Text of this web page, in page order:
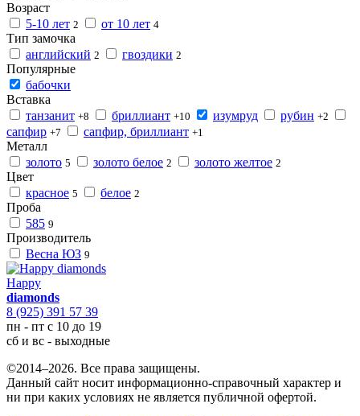
Возраст
5-10 лет 2 от 10 лет 4
Тип замочка
английский 2 гвоздики 2
Популярные
бабочки
Вставка
танзанит +8 бриллиант +10 изумруд рубин +2
сапфир +7 сапфир, бриллиант +1
Металл
золото 5 золото белое 2 золото желтое 2
Цвет
красное 5 белое 2
Проба
585 9
Производитель
Весна ЮЗ 9
Happy
diamonds
8 (925) 391 57 39
пн - пт с 10 до 19
сб и вс - выходные
©2014–2026. Все права защищены.
Данный сайт носит информационно-справочный характер и
ни при каких условиях не является публичной офертой.